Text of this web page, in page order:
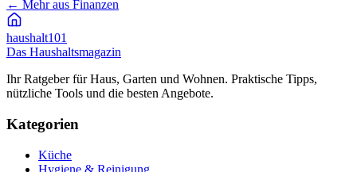
← Mehr aus Finanzen
haushalt101
Das Haushaltsmagazin
Ihr Ratgeber für Haus, Garten und Wohnen. Praktische Tipps,
nützliche Tools und die besten Angebote.
Kategorien
Küche
Hygiene & Reinigung